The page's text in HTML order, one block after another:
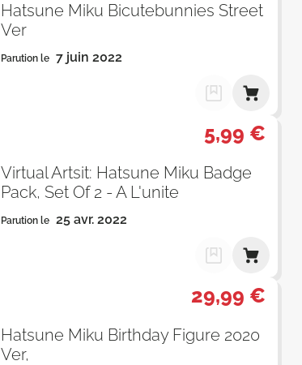
Hatsune Miku Bicutebunnies Street
Ver
Parution le 7 juin 2022
5,99 €
Virtual Artsit: Hatsune Miku Badge
Pack, Set Of 2 - A L'unite
Parution le 25 avr. 2022
29,99 €
Hatsune Miku Birthday Figure 2020
Ver,